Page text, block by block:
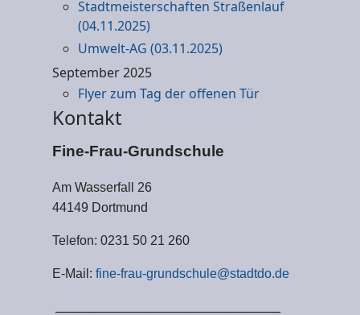
Stadtmeisterschaften Straßenlauf
(04.11.2025)
Umwelt-AG (03.11.2025)
September 2025
Flyer zum Tag der offenen Tür
Kontakt
Fine-Frau-Grundschule
Am Wasserfall 26
44149 Dortmund
Telefon: 0231 50 21 260
E-Mail: fine-frau-grundschule@stadtdo.de